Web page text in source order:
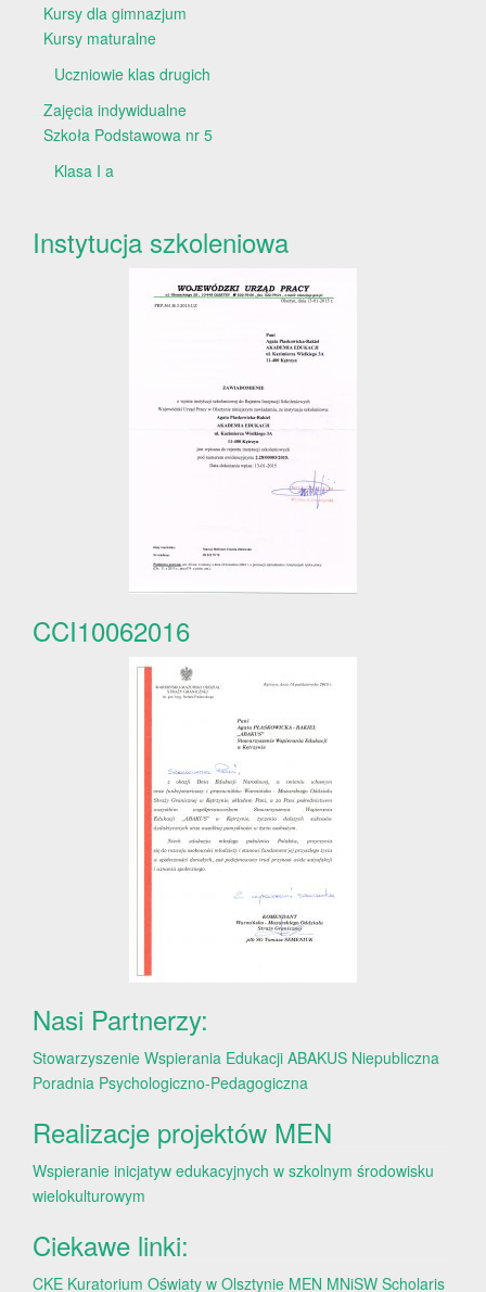
Kursy dla gimnazjum
Kursy maturalne
Uczniowie klas drugich
Zajęcia indywidualne
Szkoła Podstawowa nr 5
Klasa I a
Instytucja szkoleniowa
CCI10062016
Nasi Partnerzy:
Stowarzyszenie Wspierania Edukacji ABAKUS Niepubliczna
Poradnia Psychologiczno-Pedagogiczna
Realizacje projektów MEN
Wspieranie inicjatyw edukacyjnych w szkolnym środowisku
wielokulturowym
Ciekawe linki:
CKE Kuratorium Oświaty w Olsztynie MEN MNiSW Scholaris